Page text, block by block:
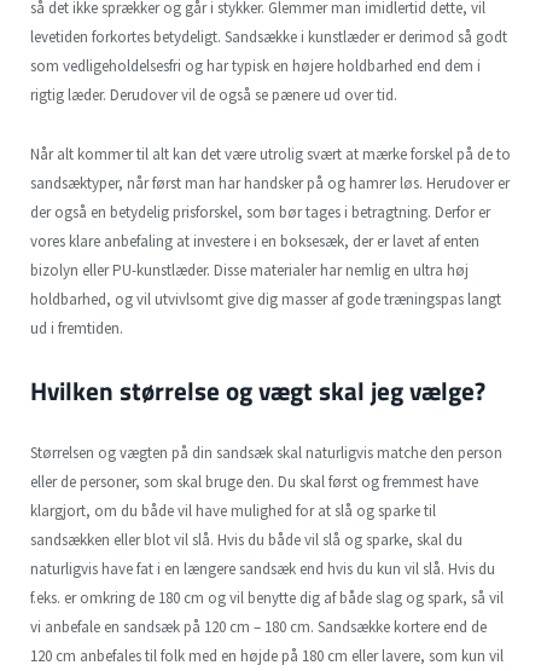
så det ikke sprækker og går i stykker. Glemmer man imidlertid dette, vil
levetiden forkortes betydeligt. Sandsække i kunstlæder er derimod så godt
som vedligeholdelsesfri og har typisk en højere holdbarhed end dem i
rigtig læder. Derudover vil de også se pænere ud over tid.
Når alt kommer til alt kan det være utrolig svært at mærke forskel på de to
sandsæktyper, når først man har handsker på og hamrer løs. Herudover er
der også en betydelig prisforskel, som bør tages i betragtning. Derfor er
vores klare anbefaling at investere i en boksesæk, der er lavet af enten
bizolyn eller PU-kunstlæder. Disse materialer har nemlig en ultra høj
holdbarhed, og vil utvivlsomt give dig masser af gode træningspas langt
ud i fremtiden.
Hvilken størrelse og vægt skal jeg vælge?
Størrelsen og vægten på din sandsæk skal naturligvis matche den person
eller de personer, som skal bruge den. Du skal først og fremmest have
klargjort, om du både vil have mulighed for at slå og sparke til
sandsækken eller blot vil slå. Hvis du både vil slå og sparke, skal du
naturligvis have fat i en længere sandsæk end hvis du kun vil slå. Hvis du
f.eks. er omkring de 180 cm og vil benytte dig af både slag og spark, så vil
vi anbefale en sandsæk på 120 cm – 180 cm. Sandsække kortere end de
120 cm anbefales til folk med en højde på 180 cm eller lavere, som kun vil